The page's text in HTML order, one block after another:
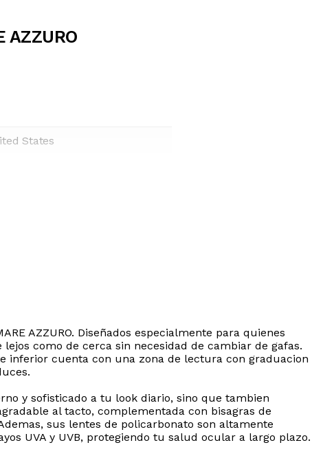
States
AZZURO. Diseñados especialmente para quienes
como de cerca sin necesidad de cambiar de gafas.
inferior cuenta con una zona de lectura con graduacion
y sofisticado a tu look diario, sino que tambien
al tacto, complementada con bisagras de
sus lentes de policarbonato son altamente
UVA y UVB, protegiendo tu salud ocular a largo plazo.